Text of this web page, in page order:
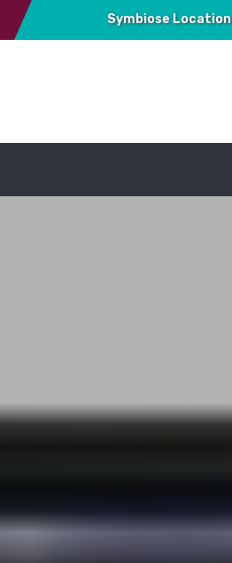
Symbiose Location